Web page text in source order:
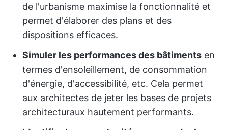
de l'urbanisme maximise la fonctionnalité et
permet d'élaborer des plans et des
dispositions efficaces.
Simuler les performances des bâtiments en
termes d'ensoleillement, de consommation
d'énergie, d'accessibilité, etc. Cela permet
aux architectes de jeter les bases de projets
architecturaux hautement performants.